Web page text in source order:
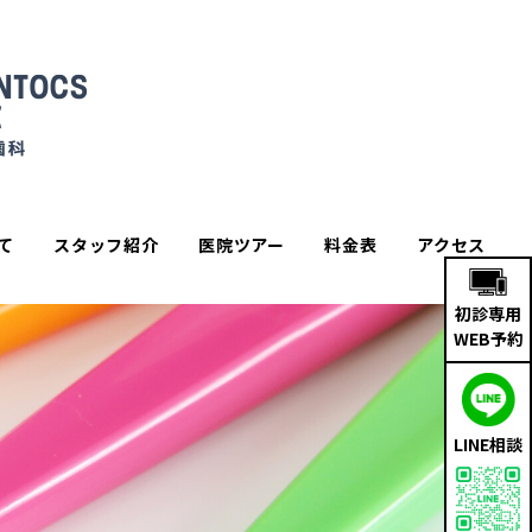
スタッフ紹介 医院ツアー 料金表 アクセス
初診専用
WEB予約
LINE相談